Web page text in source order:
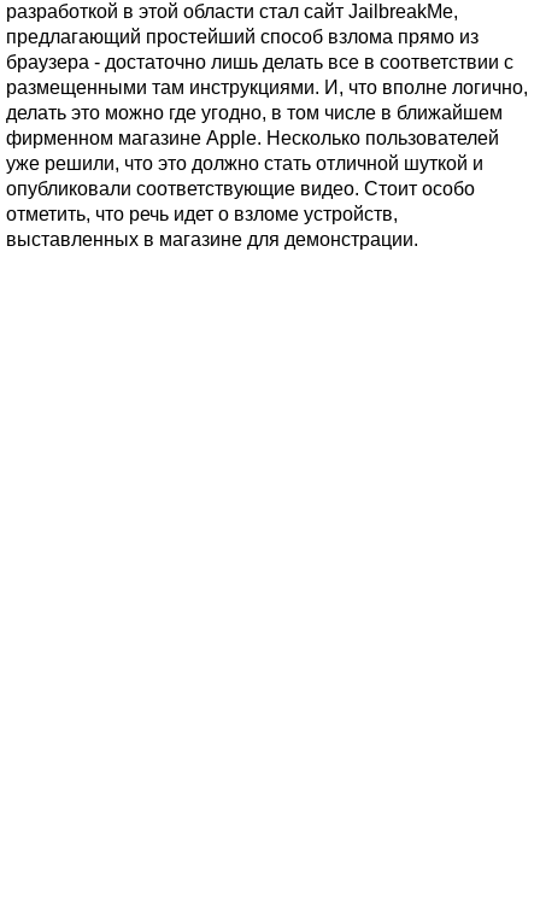
разработкой в этой области стал сайт JailbreakMe,
предлагающий простейший способ взлома прямо из
браузера - достаточно лишь делать все в соответствии с
размещенными там инструкциями. И, что вполне логично,
делать это можно где угодно, в том числе в ближайшем
фирменном магазине Apple. Несколько пользователей
уже решили, что это должно стать отличной шуткой и
опубликовали соответствующие видео. Стоит особо
отметить, что речь идет о взломе устройств,
выставленных в магазине для демонстрации.